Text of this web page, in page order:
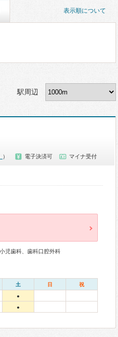
表示順について
駅周辺
） 電子決済可 マイナ受付
児歯科、歯科口腔外科
土 日 祝
●
●